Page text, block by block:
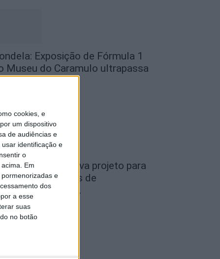
cookies, e
um dispositivo
de audiências e
identificação e
o
Em
e
dos
a esse
suas
no botão
Exposição de Fórmula 1
Museu do Caramulo ultrapassa
Câmara aprova projeto para
54 câmaras de
em...
Agosto, 2026